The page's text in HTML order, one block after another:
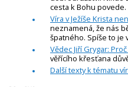
cesta k Bohu povede.
Víra v Ježíše Krista
neznamená, že nás
špatného. Spíše to je
Vědec Jiří Grygar:
věřícího křesťana
Další texty k tématu